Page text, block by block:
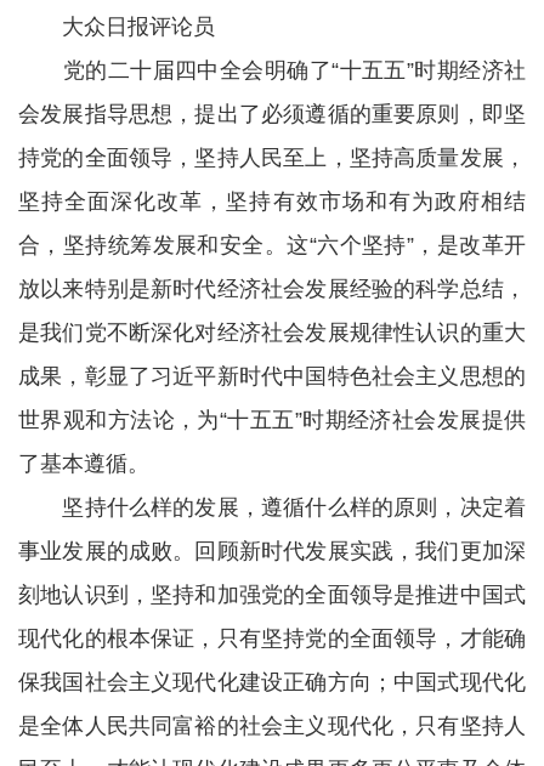
大众日报评论员
党的二十届四中全会明确了“十五五”时期经济社
会发展指导思想，提出了必须遵循的重要原则，即坚
持党的全面领导，坚持人民至上，坚持高质量发展，
坚持全面深化改革，坚持有效市场和有为政府相结
合，坚持统筹发展和安全。这“六个坚持”，是改革开
放以来特别是新时代经济社会发展经验的科学总结，
是我们党不断深化对经济社会发展规律性认识的重大
成果，彰显了习近平新时代中国特色社会主义思想的
世界观和方法论，为“十五五”时期经济社会发展提供
了基本遵循。
坚持什么样的发展，遵循什么样的原则，决定着
事业发展的成败。回顾新时代发展实践，我们更加深
刻地认识到，坚持和加强党的全面领导是推进中国式
现代化的根本保证，只有坚持党的全面领导，才能确
保我国社会主义现代化建设正确方向；中国式现代化
是全体人民共同富裕的社会主义现代化，只有坚持人